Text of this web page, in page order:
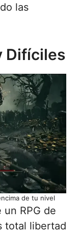
las
Difíciles
de tu nivel
RPG de
total libertad